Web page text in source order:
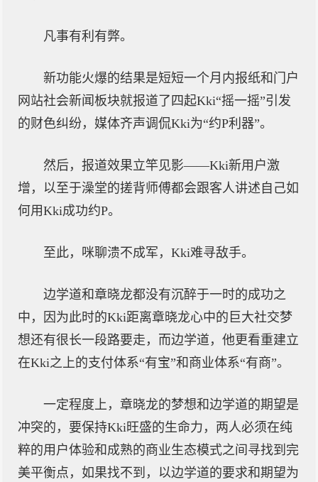
凡事有利有弊。
新功能火爆的结果是短短一个月内报纸和门户
网站社会新闻板块就报道了四起Kki“摇一摇”引发
的财色纠纷，媒体齐声调侃Kki为“约P利器”。
然后，报道效果立竿见影——Kki新用户激
增，以至于澡堂的搓背师傅都会跟客人讲述自己如
何用Kki成功约P。
至此，咪聊溃不成军，Kki难寻敌手。
边学道和章晓龙都没有沉醉于一时的成功之
中，因为此时的Kki距离章晓龙心中的巨大社交梦
想还有很长一段路要走，而边学道，他更看重建立
在Kki之上的支付体系“有宝”和商业体系“有商”。
一定程度上，章晓龙的梦想和边学道的期望是
冲突的，要保持Kki旺盛的生命力，两人必须在纯
粹的用户体验和成熟的商业生态模式之间寻找到完
美平衡点，如果找不到，以边学道的要求和期望为